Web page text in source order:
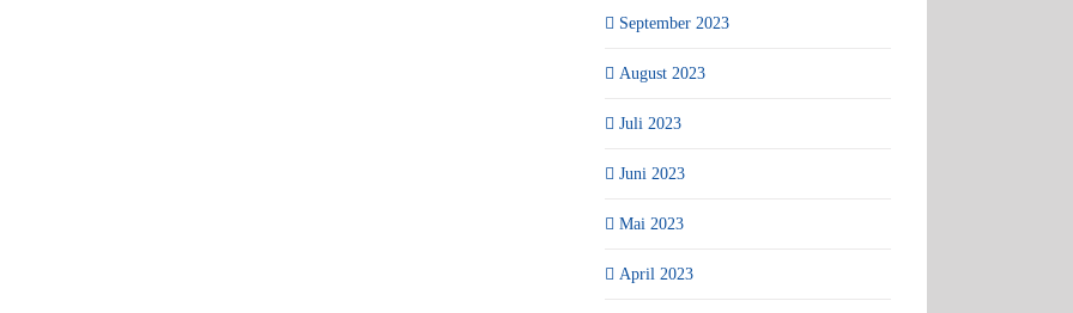
September 2023
August 2023
Juli 2023
Juni 2023
Mai 2023
April 2023